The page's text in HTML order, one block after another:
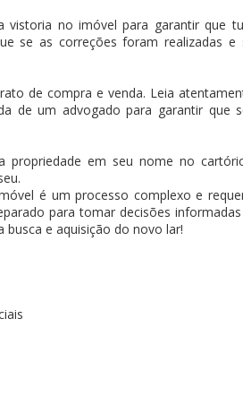
vistoria no imóvel para garantir que
se as correções foram realizadas
de compra e venda. Leia
de um advogado para garantir que
propriedade em seu nome no
é um processo complexo e
para tomar decisões
e aquisição do novo lar!